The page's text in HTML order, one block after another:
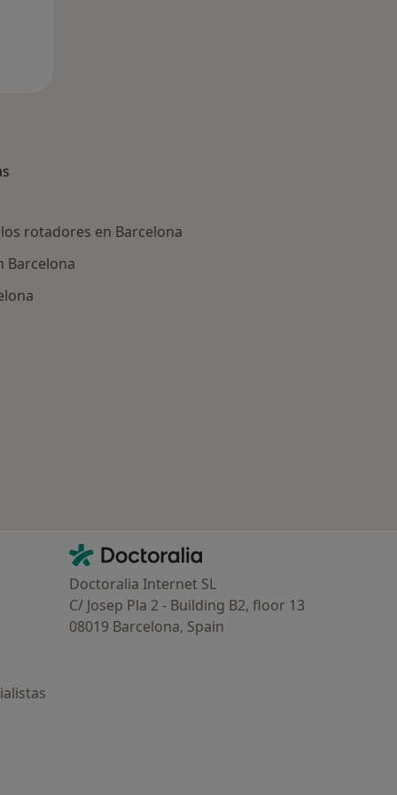
rotadores en Barcelona
Barcelona
Contacto
Doctoralia - Página de inicio
Doctoralia Internet SL
C/ Josep Pla 2 - Building B2, floor 13
08019 Barcelona, Spain